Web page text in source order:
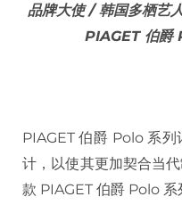
品牌大使 / 韩国多栖艺
PIAGET 伯爵
PIAGET 伯爵 Polo 系
计，以使其更加契合当
款 PIAGET 伯爵 Polo